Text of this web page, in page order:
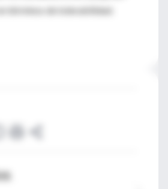
términos de tolerabilidad.